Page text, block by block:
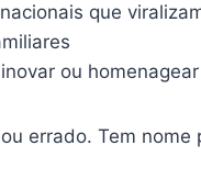
que
ou homenagear
errado. Tem nome